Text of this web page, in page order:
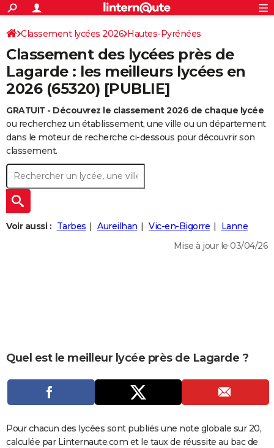
ACTUALITÉS
Politique
Société
Faits Divers
Education
Monde
Villes
+
SPORT
Coupe du monde 2026
Football
Tennis
Cyclisme
Rugby
Forum
Programme TV
TNT
Streaming
Cinéma
Sorties cinéma
Musique
+
FINANCE
Retraite
Impôts
Epargne
Immobilier
Risques naturels par ville
Banque
Assurance
Crédit
AUTO
Essais
Réserver un essai
Citadines
Berlines
SUV
Forum auto
+
HIGH-TECH
BRICOLAGE
Forum
Aménagement intérieur
Extérieur
Cuisine
Salle de bains
Jardinage
Rangement
+WEEK-END
Guides de France
Escapades
Patrimoine
Expositions
Musées
Week-end nature
+
LIFESTYLE
CARTE DE VOEUX
Carte de Noël
Carte Bonne année
Carte Saint-Valentin
Carte Pâques
Carte d'anniversaire
DICTIONNAIRE
COPAINS D'AVANT
S'inscrire
Connexion
Classement lycées 2026 Hautes-Pyrénées
Classement des lycées près de
Lagarde : les meilleurs lycées en
2026 (65320) [PUBLIE]
GRATUIT - Découvrez le classement 2026 de chaque lycée
ou recherchez un établissement, une ville ou un département
dans le moteur de recherche ci-dessous pour découvrir son
classement.
Voir aussi : Tarbes Aureilhan Vic-en-Bigorre
Lanne
Mise à jour le 03/04/26
Quel est le meilleur lycée près de Lagarde ?
Pour chacun des lycées sont publiés une note globale sur 20,
calculée par Linternaute.com et le taux de réussite au bac de